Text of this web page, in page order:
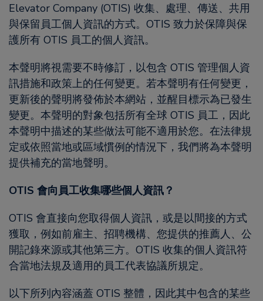
Elevator Company (OTIS) 收集、處理、傳送、共用
與保留員工個人資訊的方式。OTIS 致力於保障與保
護所有 OTIS 員工的個人資訊。
本聲明將視需要不時修訂，以包含 OTIS 管理個人資
訊措施和政策上的任何變更。若本聲明有任何變更，
更新後的聲明將發佈於本網站，並醒目標示為已發生
變更。本聲明的對象包括所有全球 OTIS 員工，因此
本聲明中描述的某些做法可能不適用於您。在法律規
定或依照當地或區域慣例的情況下，我們將為本聲明
提供補充的當地聲明。
OTIS 會向員工收集哪些個人資訊？
OTIS 會直接向您取得個人資訊，或是以間接的方式
獲取，例如前雇主、招聘機構、您提供的推薦人、公
開記錄來源或其他第三方。OTIS 收集的個人資訊符
合當地法規及適用的員工代表協議所規定。
以下所列內容涵蓋 OTIS 整體，因此其中包含的某些